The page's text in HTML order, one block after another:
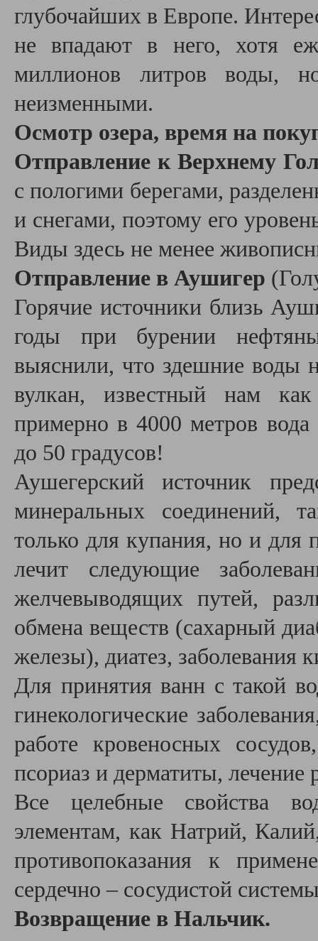
глубочайших в Европе.
не впадают в него, хотя
миллионов литров воды,
неизменными.
Осмотр озера, время на
Отправление к Верхнему
с пологими берегами,
и снегами, поэтому его
Виды здесь не менее
Отправление в Аушигер
Горячие источники близь
годы при бурении
выяснили, что здешние воды
вулкан, известный нам
примерно в 4000 метров вода
до 50 градусов!
Аушегерский источник
минеральных соединений,
только для купания, но и для
лечит следующие
желчевыводящих путей,
обмена веществ (сахарный
железы), диатез, заболевания
Для принятия ванн с такой
гинекологические
работе кровеносных
псориаз и дерматиты,
Все целебные свойства
элементам, как Натрий,
противопоказания к
сердечно – сосудистой
Возвращение в Нальчик.